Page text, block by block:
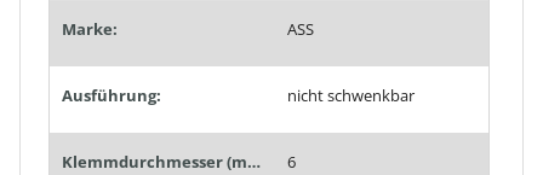
Marke: ASS
Ausführung: nicht schwenkbar
Klemmdurchmesser (mm): 6